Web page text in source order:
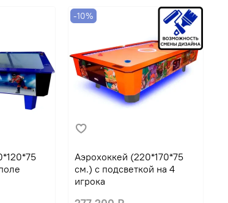
-10%
Аэрохоккей (220*170*75
см.) с подсветкой на 4
игрока